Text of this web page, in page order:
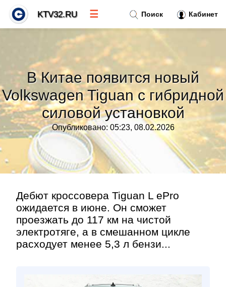
В Китае появится новый
Volkswagen Tiguan с гибридной
силовой установкой
Опубликовано: 05:23, 08.02.2026
Дебют кроссовера Tiguan L ePro
ожидается в июне. Он сможет
проезжать до 117 км на чистой
электротяге, а в смешанном цикле
расходует менее 5,3 л бензи...
Поиск Кабинет
KTV32.RU ☰
Тренды новостей
Рубрики»
Правила
Контакт»